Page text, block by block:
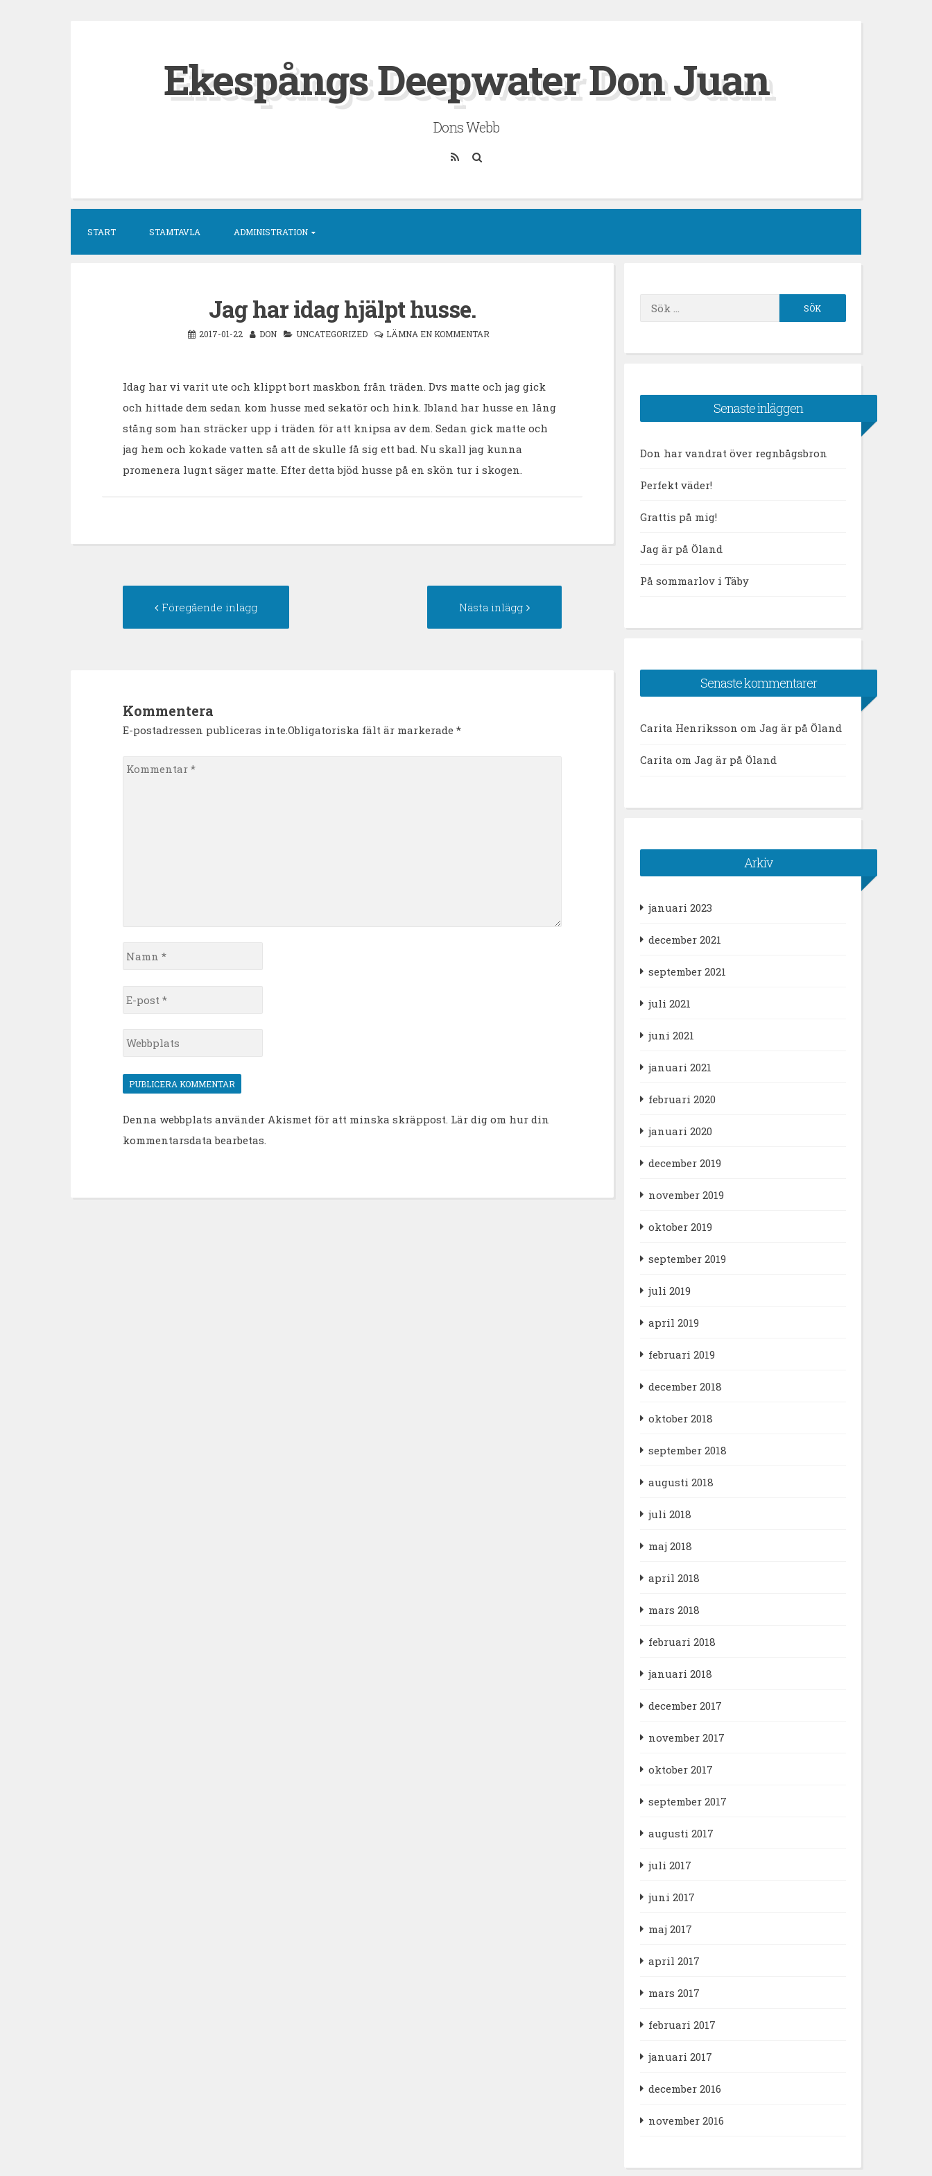
Ekespångs Deepwater Don Juan
Dons Webb
RSS
START STAMTAVLA ADMINISTRATION
Jag har idag hjälpt husse.
2017-01-22 DON UNCATEGORIZED LÄMNA EN KOMMENTAR
Idag har vi varit ute och klippt bort maskbon från träden. Dvs matte och jag gick
och hittade dem sedan kom husse med sekatör och hink. Ibland har husse en lång
stång som han sträcker upp i träden för att knipsa av dem. Sedan gick matte och
jag hem och kokade vatten så att de skulle få sig ett bad. Nu skall jag kunna
promenera lugnt säger matte. Efter detta bjöd husse på en skön tur i skogen.
Föregående inlägg Nästa inlägg
Kommentera
E-postadressen publiceras inte.Obligatoriska fält är markerade *
Kommentar
Namn
*
E-
post
*Webbplats
Denna webbplats använder Akismet för att minska skräppost. Lär dig om hur din
kommentarsdata bearbetas.
efter:
Senaste inläggen
Don har vandrat över regnbågsbron
Perfekt väder!
Grattis på mig!
Jag är på Öland
På sommarlov i Täby
Senaste kommentarer
Carita Henriksson om Jag är på Öland
Carita om Jag är på Öland
Arkiv
januari 2023
december 2021
september 2021
juli 2021
juni 2021
januari 2021
februari 2020
januari 2020
december 2019
november 2019
oktober 2019
september 2019
juli 2019
april 2019
februari 2019
december 2018
oktober 2018
september 2018
augusti 2018
juli 2018
maj 2018
april 2018
mars 2018
februari 2018
januari 2018
december 2017
november 2017
oktober 2017
september 2017
augusti 2017
juli 2017
juni 2017
maj 2017
april 2017
mars 2017
februari 2017
januari 2017
december 2016
november 2016